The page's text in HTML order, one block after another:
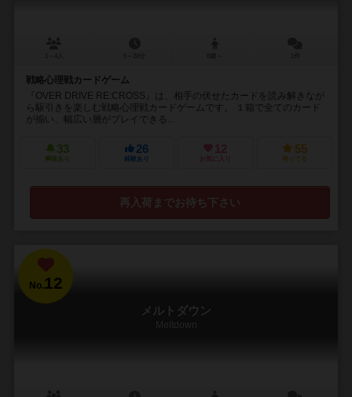
戦略心理戦カードゲーム
『OVER DRIVE RE:CROSS』は、相手の伏せたカードを読み解きなが
ら駆引きを楽しむ戦略心理戦カードゲームです。 １箱で全てのカード
が揃い、幅広い層がプレイできる...
33
興味あり
26
経験あり
12
お気に入り
55
持ってる
再入荷までお待ち下さい
No.12
メルトダウン
Meltdown